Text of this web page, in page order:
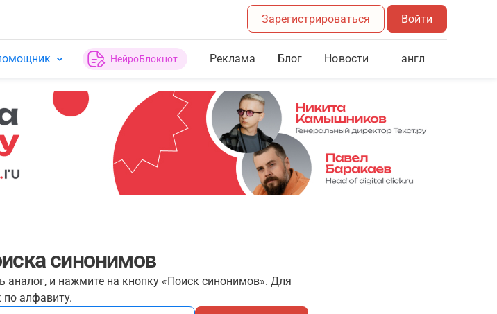
Зарегистрироваться Войти
НейроБлокнот Реклама Блог Новости англ
синонимов
аналог, и нажмите на кнопку «Поиск синонимов». Для
по алфавиту.